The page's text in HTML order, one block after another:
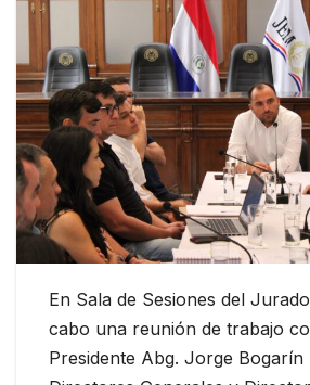
En Sala de Sesiones del
cabo una reunión de trabajo
Presidente Abg. Jorge